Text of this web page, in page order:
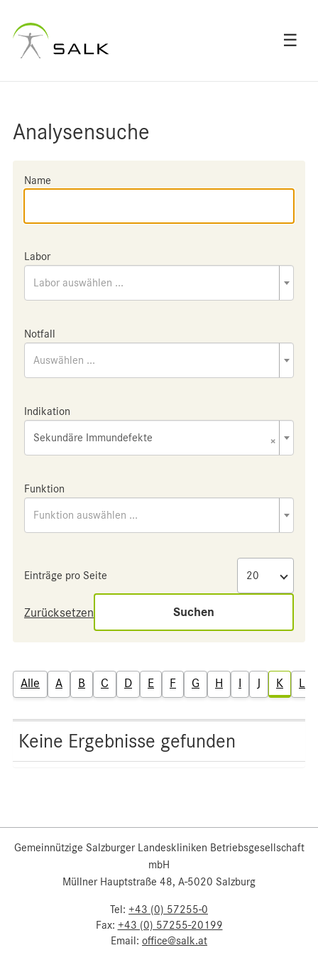
☰
Analysensuche
Name
Labor
Labor auswählen ...
Notfall
Auswählen ...
Indikation
×
Sekundäre Immundefekte
Funktion
Funktion auswählen ...
Einträge pro Seite
Zurücksetzen Suchen
Alle A B C D E F G H I J K L
Keine Ergebnisse gefunden
Gemeinnützige Salzburger Landeskliniken Betriebsgesellschaft
mbH
Müllner Hauptstraße 48, A-5020 Salzburg
Tel: +43 (0) 57255-0
Fax: +43 (0) 57255-20199
Email: office@salk.at